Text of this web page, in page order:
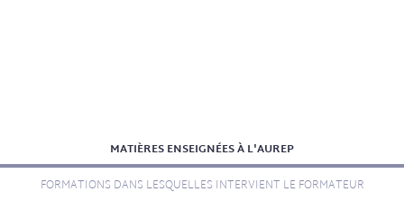
MATIÈRES ENSEIGNÉES À L'AUREP
FORMATIONS DANS LESQUELLES INTERVIENT LE FORMATEUR